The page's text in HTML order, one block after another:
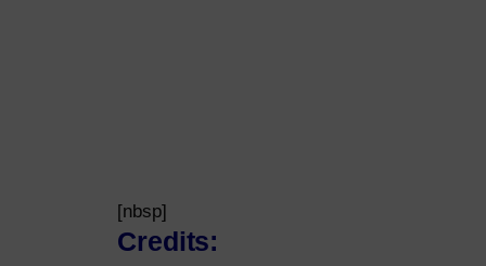
[nbsp]
Credits: